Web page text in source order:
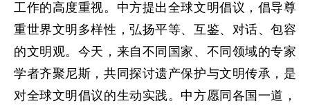
工作的高度重视。中方提出全球文明倡议，倡导尊
重世界文明多样性，弘扬平等、互鉴、对话、包容
的文明观。今天，来自不同国家、不同领域的专家
学者齐聚尼斯，共同探讨遗产保护与文明传承，是
对全球文明倡议的生动实践。中方愿同各国一道，